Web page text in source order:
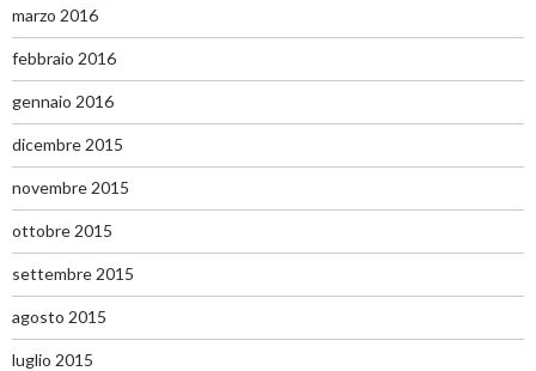
marzo 2016
febbraio 2016
gennaio 2016
dicembre 2015
novembre 2015
ottobre 2015
settembre 2015
agosto 2015
luglio 2015